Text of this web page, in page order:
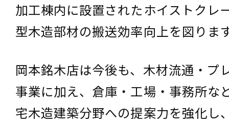
加工棟内に設置されたホイストクレ
型木造部材の搬送効率向上を図りま
岡本銘木店は今後も、木材流通・プ
事業に加え、倉庫・工場・事務所な
宅木造建築分野への提案力を強化し